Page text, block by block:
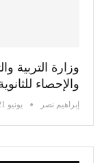
وزارة التربية
والإحصاء
إبراهيم نصر يونيو 21, 2022